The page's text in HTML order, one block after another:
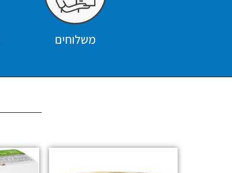
משלוחים